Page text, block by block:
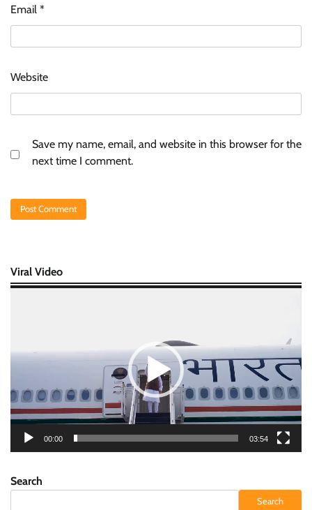
Email *
Website
Save my name, email, and website in this browser for the
next time I comment.
Viral Video
00:00 03:54
Search
Search